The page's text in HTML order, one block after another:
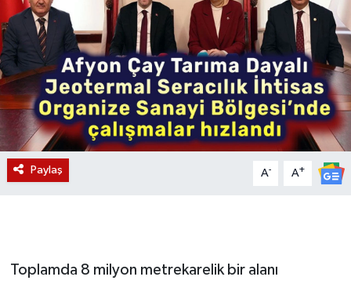
Paylaş A- A+
Toplamda 8 milyon metrekarelik bir alanı